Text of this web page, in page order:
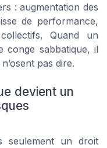
: augmentation des
de performance,
Quand un
conge sabbatique, il
pas dire.
devient un
seulement un droit